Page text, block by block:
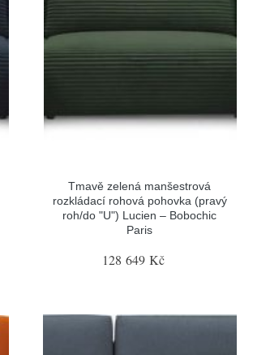
Tmavě zelená manšestrová
rozkládací rohová pohovka (pravý
roh/do "U") Lucien – Bobochic
Paris
128 649 Kč